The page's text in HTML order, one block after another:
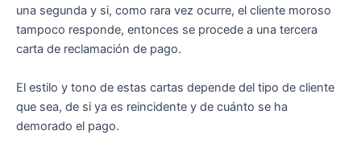
una segunda y si, como rara vez ocurre, el cliente moroso
tampoco responde, entonces se procede a una tercera
carta de reclamación de pago.
El estilo y tono de estas cartas depende del tipo de cliente
que sea, de si ya es reincidente y de cuánto se ha
demorado el pago.